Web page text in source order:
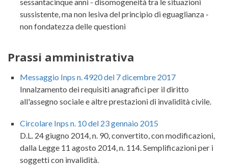
sussistente, ma non lesiva del principio di eguaglianza -
non fondatezza delle questioni
Prassi amministrativa
Messaggio Inps n. 4920 del 7 dicembre 2017
Innalzamento dei requisiti anagrafici per il diritto
all'assegno sociale e altre prestazioni di invalidità civile.
Circolare Inps n. 10 del 23 gennaio 2015
D.L. 24 giugno 2014, n. 90, convertito, con modificazioni,
dalla Legge 11 agosto 2014, n. 114. Semplificazioni per i
soggetti con invalidità.